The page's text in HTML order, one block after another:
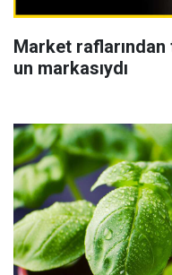
Market raflarından
un markasıydı